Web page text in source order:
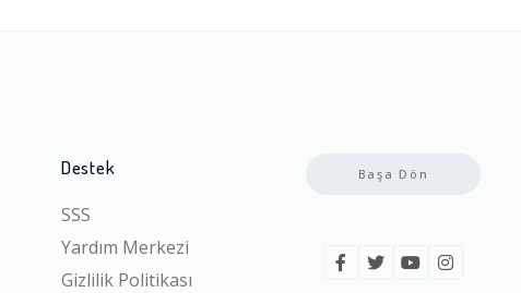
Destek
SSS
Yardım Merkezi
Gizlilik Politikası
Başa Dön